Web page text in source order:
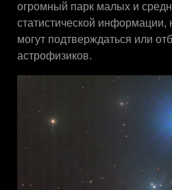
огромный парк малых и
статистической информации,
могут подтверждаться или
астрофизиков.